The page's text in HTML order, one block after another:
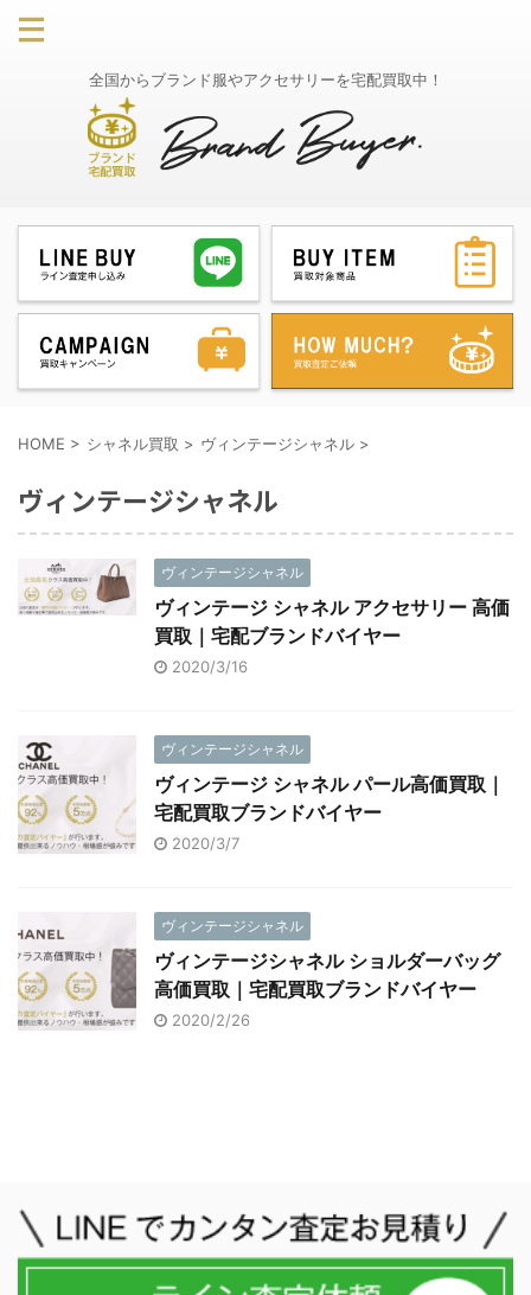
全国からブランド服やアクセサリーを宅配買取中！
HOME > シャネル買取 > ヴィンテージシャネル >
ヴィンテージシャネル
ヴィンテージシャネル
ヴィンテージ シャネル アクセサリー 高価
買取｜宅配ブランドバイヤー
2020/3/16
ヴィンテージシャネル
ヴィンテージ シャネル パール高価買取｜
宅配買取ブランドバイヤー
2020/3/7
ヴィンテージシャネル
ヴィンテージシャネル ショルダーバッグ
高価買取｜宅配買取ブランドバイヤー
2020/2/26